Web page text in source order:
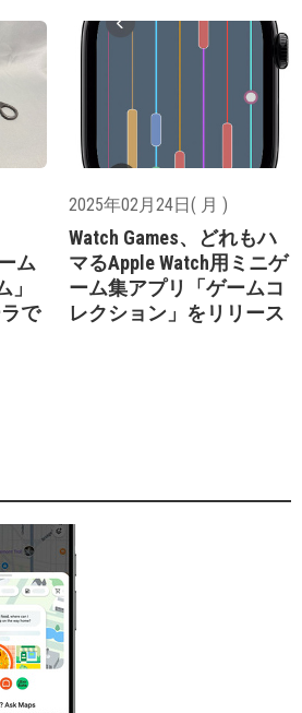
ム
で
2025年02月24日( 月 )
Watch Games、どれもハ
マるApple Watch用ミニゲ
ーム集アプリ「ゲームコ
レクション」をリリース